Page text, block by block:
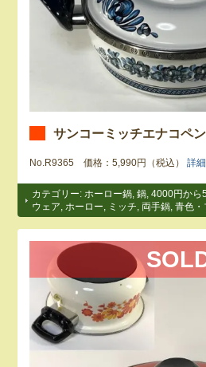
サンコーミッチエナコペ
No.R9365 価格：5,990円（税込）詳
カテゴリー: ホーロー鍋 ,鍋 ,4000円から
ウェア
ホーロー ミッチ 両手鍋 ,青色・